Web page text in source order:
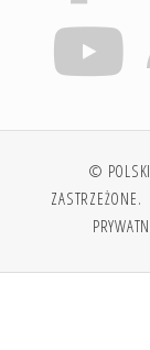
©
ZASTRZEŻONE.